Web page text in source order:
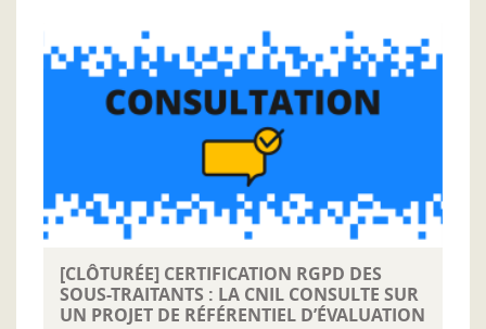
[CLÔTURÉE] CERTIFICATION RGPD DES
SOUS-TRAITANTS : LA CNIL CONSULTE SUR
UN PROJET DE RÉFÉRENTIEL D’ÉVALUATION